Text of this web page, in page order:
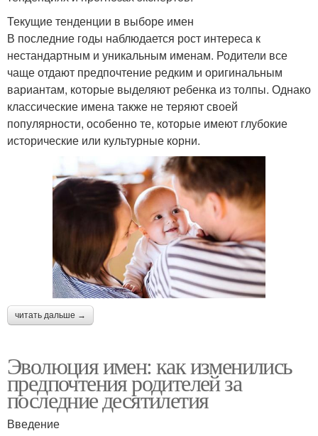
Текущие тенденции в выборе имен
В последние годы наблюдается рост интереса к
нестандартным и уникальным именам. Родители все
чаще отдают предпочтение редким и оригинальным
вариантам, которые выделяют ребенка из толпы. Однако
классические имена также не теряют своей
популярности, особенно те, которые имеют глубокие
исторические или культурные корни.
читать дальше →
Эволюция имен: как изменились
предпочтения родителей за
последние десятилетия
Введение